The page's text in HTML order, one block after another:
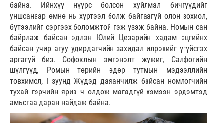
байна. Ийнхүү нүүрс болсон хуйлмал бичгүүдийг
уншсанаар өмнө нь хүртээл болж байгаагүй олон зохиол,
бүтээлийг сэргээх боломжтой гэж үзэж байна. Номын сан
байрлаж байсан эдлэн Юлий Цезарийн хадам эцгийнх
байсан учир агуу удирдагчийн захидал илрэхийг үгүйсгэх
аргагүй биз. Софоклын эмгэнэлт жүжиг, Салфогийн
шүлгүүд, Ромын төрийн өдөр тутмын мэдээллийн
товхимол, I зуунд Жүдэд даяанчилж байсан номлогчийн
тухай гэрчийн яриа ч олдож магадгүй хэмээн эрдэмтэд
амьсгаа даран найдаж байна.